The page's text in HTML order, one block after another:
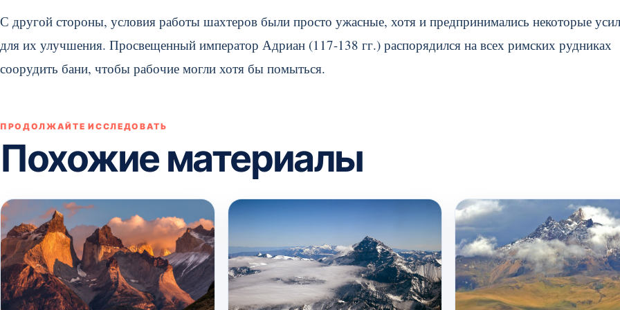
С другой стороны, условия работы шахтеров были просто ужасные, хотя и предпринимались некоторые
для их улучшения. Просвещенный император Адриан (117-138 гг.) распорядился на всех римских рудниках
соорудить бани, чтобы рабочие могли хотя бы помыться.
ПРОДОЛЖАЙТЕ ИССЛЕДОВАТЬ
Похожие материалы